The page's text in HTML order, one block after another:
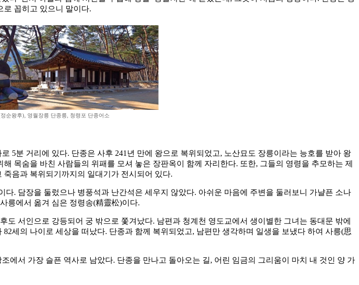
로 꼽히고 있으니 말이다.
순왕후), 영월장릉 단종릉, 청령포 단종어소
5분 거리에 있다. 단종은 사후 241년 만에 왕으로 복위되었고, 노산묘도 장릉이라는 능호를 받아 왕
목숨을 바친 사람들의 위패를 모셔 놓은 장판옥이 함께 자리한다. 또한, 그들의 영령을 추모하는 제
음과 복위되기까지의 일대기가 전시되어 있다.
. 담장을 둘렀으나 병풍석과 난간석은 세우지 않았다. 아쉬운 마음에 주변을 둘러보니 가냘픈 소나
릉에서 옮겨 심은 정령송(精靈松)이다.
서인으로 강등되어 궁 밖으로 쫓겨났다. 남편과 청계천 영도교에서 생이별한 그녀는 동대문 밖에
세의 나이로 세상을 떠났다. 단종과 함께 복위되었고, 남편만 생각하며 일생을 보냈다 하여 사릉(思
에서 가장 슬픈 역사로 남았다. 단종을 만나고 돌아오는 길, 어린 임금의 그리움이 마치 내 것인 양 가